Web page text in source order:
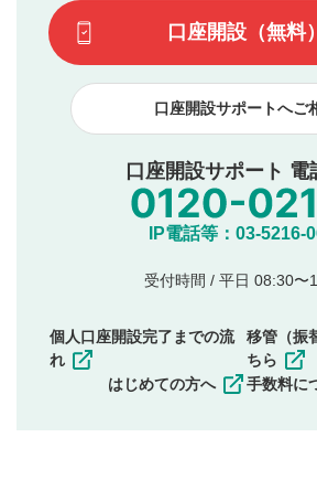
です）
てはお答えできません。各動画コン
て結果のご連絡といたします。ご了
下記の項目に該当すると判断された
見合わせる場合がございます。
本動画コンテンツとは無関係
他者への誹謗中傷や差別的表
公序良俗に反する内容の投稿
氏名、住所、電話番号など個
他のサイトへの誘導や営利目
他者の権利（商標、著作権、
その他当社が不適切と判断し
一度投稿した評価およびコメントの
口座開設（無料）
口座開設サポートへご
口座開設サポート 電
IP電話等：03-5216-
受付時間 / 平日 08:30〜
個人口座開設完了までの流
れ
はじめての方へ
移管（振
ちら
手数料に